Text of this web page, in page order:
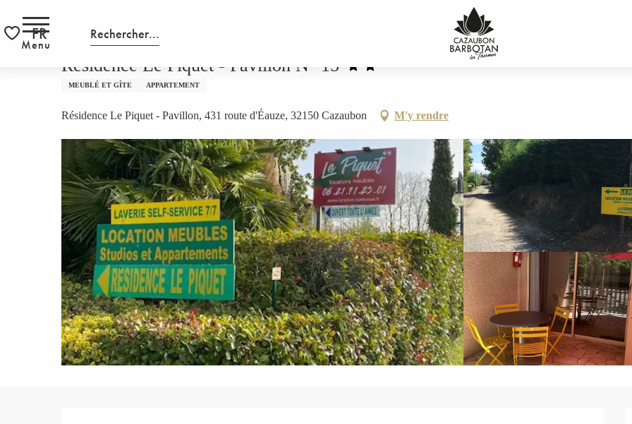
au
contenu
Recherche
FR
Menu
Résidence Le Piquet - Pavillon N° 15
MEUBLÉ ET GÎTE APPARTEMENT
Résidence Le Piquet - Pavillon, 431 route d'Éauze, 32150 Cazaubon M'y rendre